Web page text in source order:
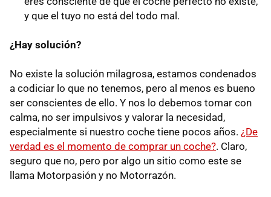
y que el tuyo no está del todo mal.
¿Hay solución?
No existe la solución milagrosa, estamos condenados
a codiciar lo que no tenemos, pero al menos es bueno
ser conscientes de ello. Y nos lo debemos tomar con
calma, no ser impulsivos y valorar la necesidad,
especialmente si nuestro coche tiene pocos años. ¿De
verdad es el momento de comprar un coche?. Claro,
seguro que no, pero por algo un sitio como este se
llama Motorpasión y no Motorrazón.